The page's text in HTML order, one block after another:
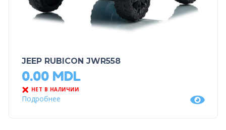
JEEP RUBICON JWR558
0.00 MDL
НЕТ В НАЛИЧИИ
Подробнее